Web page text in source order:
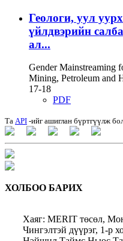
Геологи, уул
үйлдвэрийн
ал...
Gender Mainstreaming
Mining, Petroleum and
17-18
PDF
Та API -ийг ашиглан бүртгүүлж
ХОЛБОО БАРИХ
Хаяг: MERIT төсөл,
Чингэлтэй дүүрэг, 1-р